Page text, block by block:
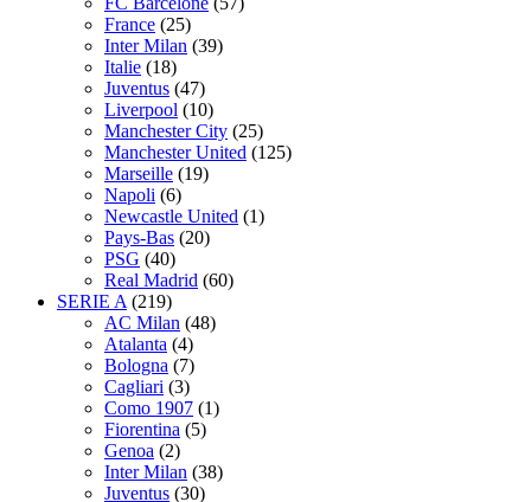
France (25)
Inter Milan (39)
Italie (18)
Juventus (47)
Liverpool (10)
Manchester City (25)
Manchester United (125)
Marseille (19)
Napoli (6)
Newcastle United (1)
Pays-Bas (20)
PSG (40)
Real Madrid (60)
SERIE A (219)
AC Milan (48)
Atalanta (4)
Bologna (7)
Cagliari (3)
Como 1907 (1)
Fiorentina (5)
Genoa (2)
Inter Milan (38)
Juventus (30)